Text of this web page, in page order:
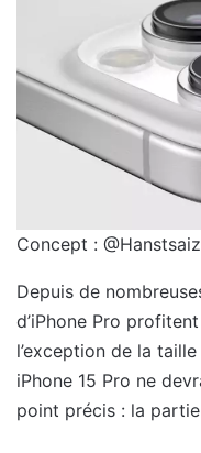
Concept : @Hanstsaiz
Depuis de
d’iPhone Pro
l’exception de la
iPhone 15 Pro ne
point précis : la